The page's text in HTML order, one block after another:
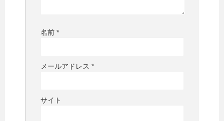
名前 *
メールアドレス *
サイト